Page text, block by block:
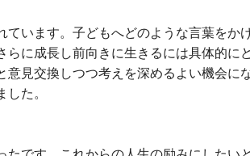
います。子どもへどのような言葉をか
に成長し前向きに生きるには具体的に
見交換しつつ考えを深めるよい機会に
た。